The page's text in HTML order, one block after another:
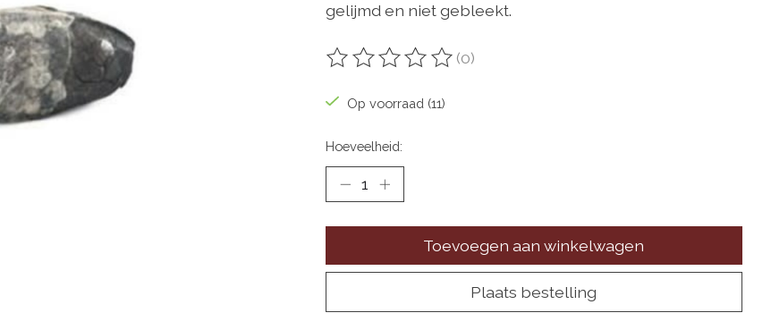
gelijmd en niet gebleekt.
De beoordeling van dit product is
(0)
Op voorraad (11)
Hoeveelheid:
Toevoegen aan winkelwagen
Plaats bestelling